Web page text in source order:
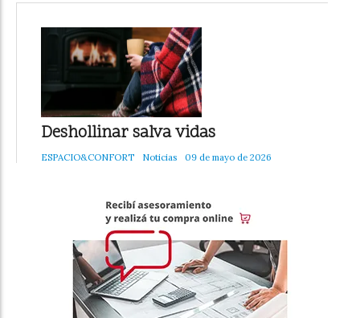
Deshollinar salva vidas
ESPACIO&CONFORT Noticias 09 de mayo de 2026